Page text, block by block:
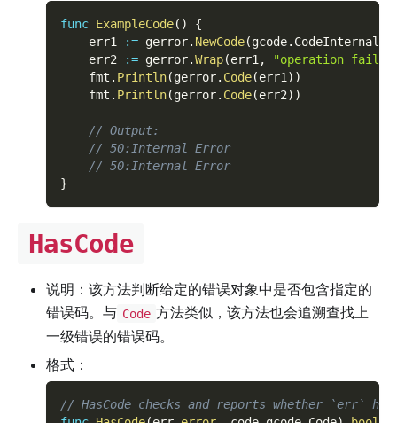
func ExampleCode( )
{
    err1
:= gerror. NewCode(gcode.
    err2
:= gerror.Wrap(err1,
"operation
    fmt
. Println(gerror. Code(err1) )
    fmt
. Println(gerror. Code(err2) )
// Output:
// 50:Internal Error
// 50:Internal Error
}
HasCode
说明：该方法判断给定的错误对象中是否包含指定的
错误码。与 Code 方法类似，该方法也会追溯查找上
一级错误的错误码。
格式：
// HasCode checks and reports whether `err`